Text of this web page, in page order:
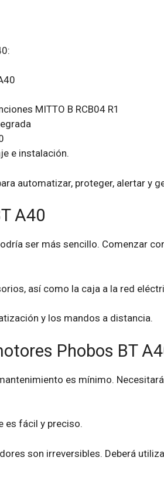
MITTO B RCB04 R1
e instalación.
automatizar, proteger, alertar y
A40
ser más sencillo. Comenzar
así como la caja a la red
y los mandos a distancia.
Phobos BT
es mínimo.
es fácil y preciso.
son irreversibles. Deberá